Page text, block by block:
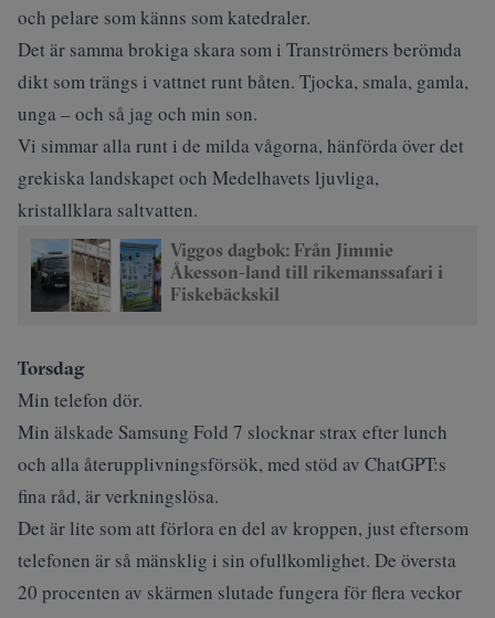
och pelare som känns som katedraler.
Det är samma brokiga skara som i Tranströmers berömda
dikt som trängs i vattnet runt båten. Tjocka, smala, gamla,
unga – och så jag och min son.
Vi simmar alla runt i de milda vågorna, hänförda över det
grekiska landskapet och Medelhavets ljuvliga,
kristallklara saltvatten.
Viggos dagbok: Från Jimmie
Åkesson-land till rikemanssafari i
Fiskebäckskil
Torsdag
Min telefon dör.
Min älskade Samsung Fold 7 slocknar strax efter lunch
och alla återupplivningsförsök, med stöd av ChatGPT:s
fina råd, är verkningslösa.
Det är lite som att förlora en del av kroppen, just eftersom
telefonen är så mänsklig i sin ofullkomlighet. De översta
20 procenten av skärmen slutade fungera för flera veckor